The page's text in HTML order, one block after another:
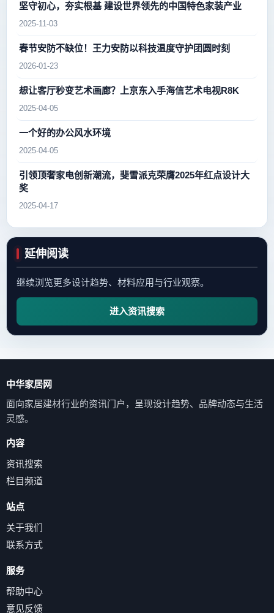
坚守初心，夯实根基 建设世界领先的中国特色家装产业
2025-11-03
春节安防不缺位！王力安防以科技温度守护团圆时刻
2026-01-23
想让客厅秒变艺术画廊？上京东入手海信艺术电视R8K
2025-04-05
一个好的办公风水环境
2025-04-05
引领顶奢家电创新潮流，斐雪派克荣膺2025年红点设计大
奖
2025-04-17
延伸阅读
继续浏览更多设计趋势、材料应用与行业观察。
进入资讯搜索
中华家居网
面向家居建材行业的资讯门户，呈现设计趋势、品牌动态与生活
灵感。
内容
资讯搜索
栏目频道
站点
关于我们
联系方式
服务
帮助中心
意见反馈